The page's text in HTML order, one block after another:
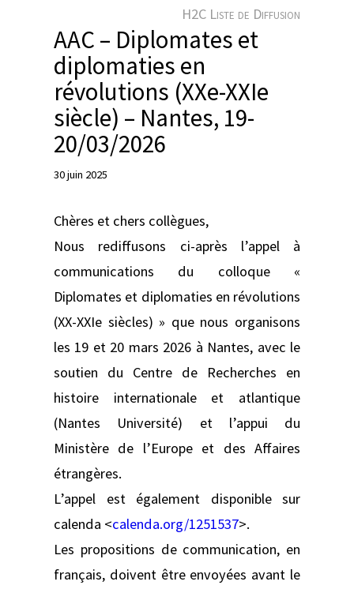
r
H2C Liste de Diffusion
AAC – Diplomates et
diplomaties en
révolutions (XXe-XXIe
siècle) – Nantes, 19-
20/03/2026
30 juin 2025
Chères et chers collègues,
Nous rediffusons ci-après l’appel à
communications du colloque «
Diplomates et diplomaties en révolutions
(XX-XXIe siècles) » que nous organisons
les 19 et 20 mars 2026 à Nantes, avec le
soutien du Centre de Recherches en
histoire internationale et atlantique
(Nantes Université) et l’appui du
Ministère de l’Europe et des Affaires
étrangères.
L’appel est également disponible sur
calenda <calenda.org/1251537>.
Les propositions de communication, en
français, doivent être envoyées avant le